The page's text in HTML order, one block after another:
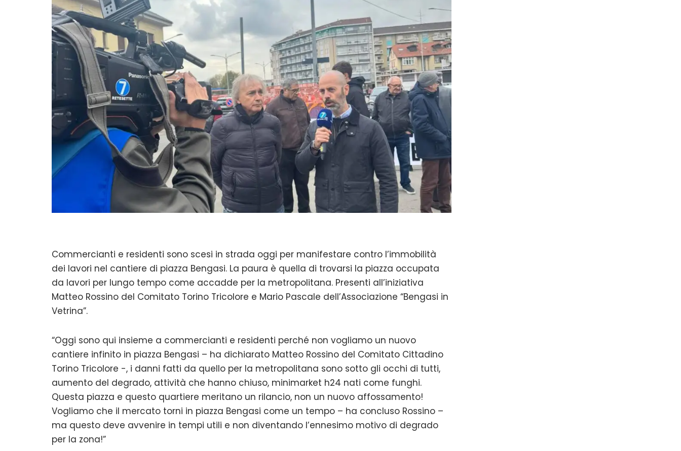
Commercianti e residenti sono scesi in strada oggi per manifestare contro l’immobilità
dei lavori nel cantiere di piazza Bengasi. La paura è quella di trovarsi la piazza occupata
da lavori per lungo tempo come accadde per la metropolitana. Presenti all’iniziativa
Matteo Rossino del Comitato Torino Tricolore e Mario Pascale dell’Associazione “Bengasi in
Vetrina”.
“Oggi sono qui insieme a commercianti e residenti perché non vogliamo un nuovo
cantiere infinito in piazza Bengasi – ha dichiarato Matteo Rossino del Comitato Cittadino
Torino Tricolore -, i danni fatti da quello per la metropolitana sono sotto gli occhi di tutti,
aumento del degrado, attività che hanno chiuso, minimarket h24 nati come funghi.
Questa piazza e questo quartiere meritano un rilancio, non un nuovo affossamento!
Vogliamo che il mercato torni in piazza Bengasi come un tempo – ha concluso Rossino –
ma questo deve avvenire in tempi utili e non diventando l’ennesimo motivo di degrado
per la zona!”